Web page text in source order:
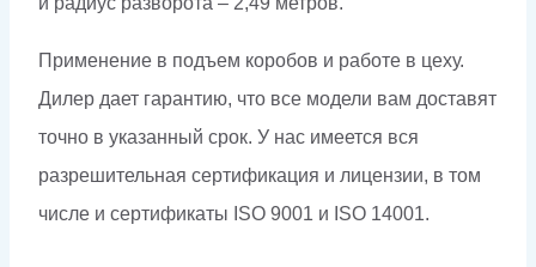
Применение в подъем коробов и работе в цеху.
Дилер дает гарантию, что все модели вам доставят
точно в указанный срок. У нас имеется вся
разрешительная сертификация и лицензии, в том
числе и сертификаты ISO 9001 и ISO 14001.